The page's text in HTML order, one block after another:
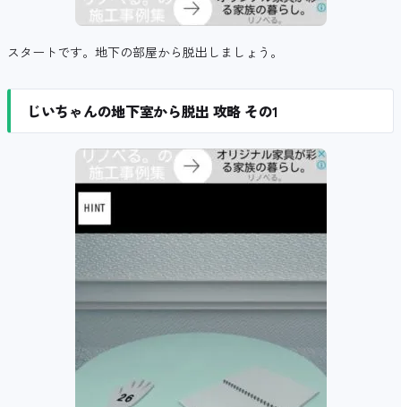
スタートです。地下の部屋から脱出しましょう。
じいちゃんの地下室から脱出 攻略 その1